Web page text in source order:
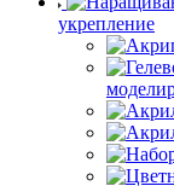
укрепление